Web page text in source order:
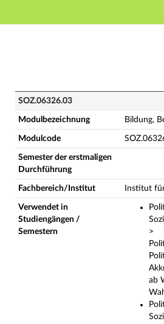
SOZ.06326.03 - Bildung,
SOZ.06326.03
Modulbezeichnung Bildung,
Modulcode
Semester der erstmaligen
Durchführung
Fachbereich/Institut Institut
Verwendet in
Studiengängen /
Semestern
>
ab